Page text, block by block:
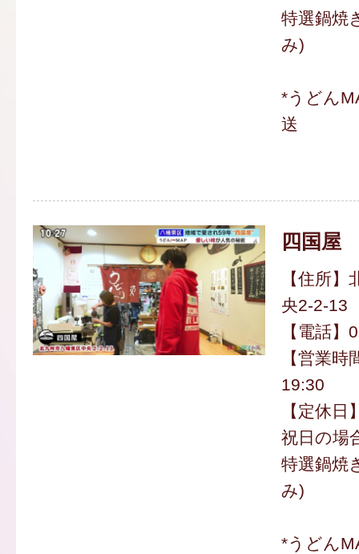
特選鍋焼
み)
*うどん
送
四国屋
【住所
央2-2-13
【電話
【営業
19:30
【定休
祝日の場
特選鍋焼
み)
*うどん